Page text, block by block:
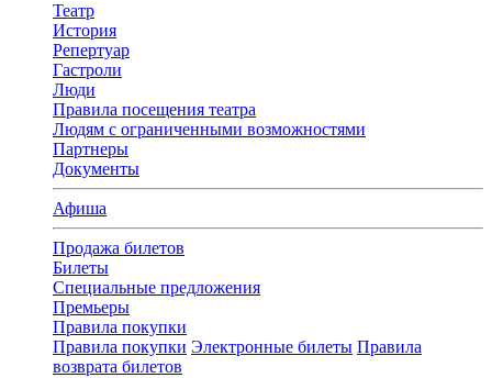
Театр
История
Репертуар
Гастроли
Люди
Правила посещения театра
Людям с ограниченными возможностями
Партнеры
Документы
Афиша
Продажа билетов
Билеты
Специальные предложения
Премьеры
Правила покупки
Правила покупки Электронные билеты Правила
возврата билетов